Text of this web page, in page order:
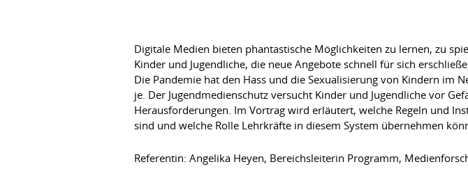
Digitale Medien bieten phantastische Möglichkeiten zu lernen, zu
Kinder und Jugendliche, die neue Angebote schnell für sich
Die Pandemie hat den Hass und die Sexualisierung von Kindern im
je. Der Jugendmedienschutz versucht Kinder und Jugendliche vor
Herausforderungen. Im Vortrag wird erläutert, welche Regeln und
sind und welche Rolle Lehrkräfte in diesem System übernehmen
Referentin: Angelika Heyen, Bereichsleiterin Programm,